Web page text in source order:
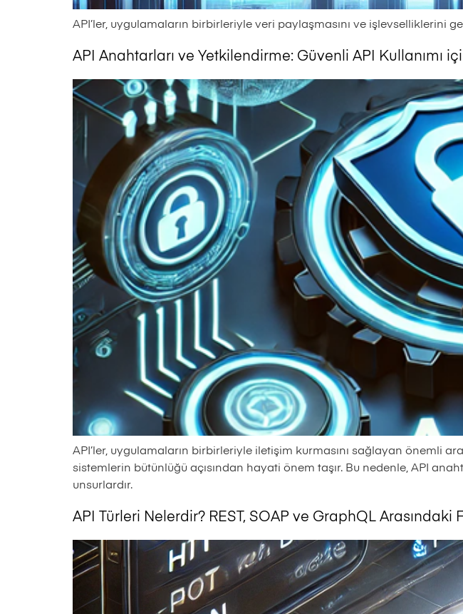
API’ler, uygulamaların birbirleriyle veri paylaşmasını ve işlevselliklerini
API Anahtarları ve Yetkilendirme: Güvenli API Kullanımı
API’ler, uygulamaların birbirleriyle iletişim kurmasını sağlayan önemli
sistemlerin bütünlüğü açısından hayati önem taşır. Bu nedenle, API
unsurlardır.
API Türleri Nelerdir? REST, SOAP ve GraphQL Arasındaki